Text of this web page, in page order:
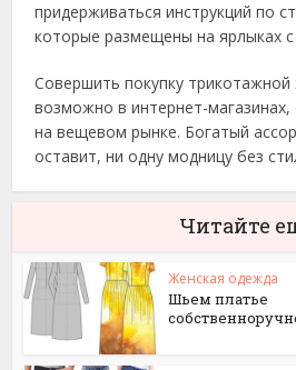
придерживаться инструкций по
которые размещены на ярлыках
Совершить покупку
возможно в интернет-магазинах,
на вещевом рынке. Богатый
оставит, ни одну модницу без
Читайте
Женская одежда
Шьем платье